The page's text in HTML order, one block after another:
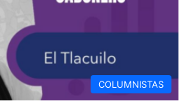
COLUMNISTAS